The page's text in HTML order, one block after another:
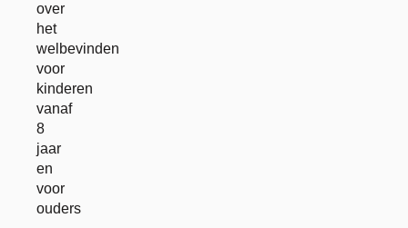
over
het
welbevinden
voor
kinderen
vanaf
8
jaar
en
voor
ouders